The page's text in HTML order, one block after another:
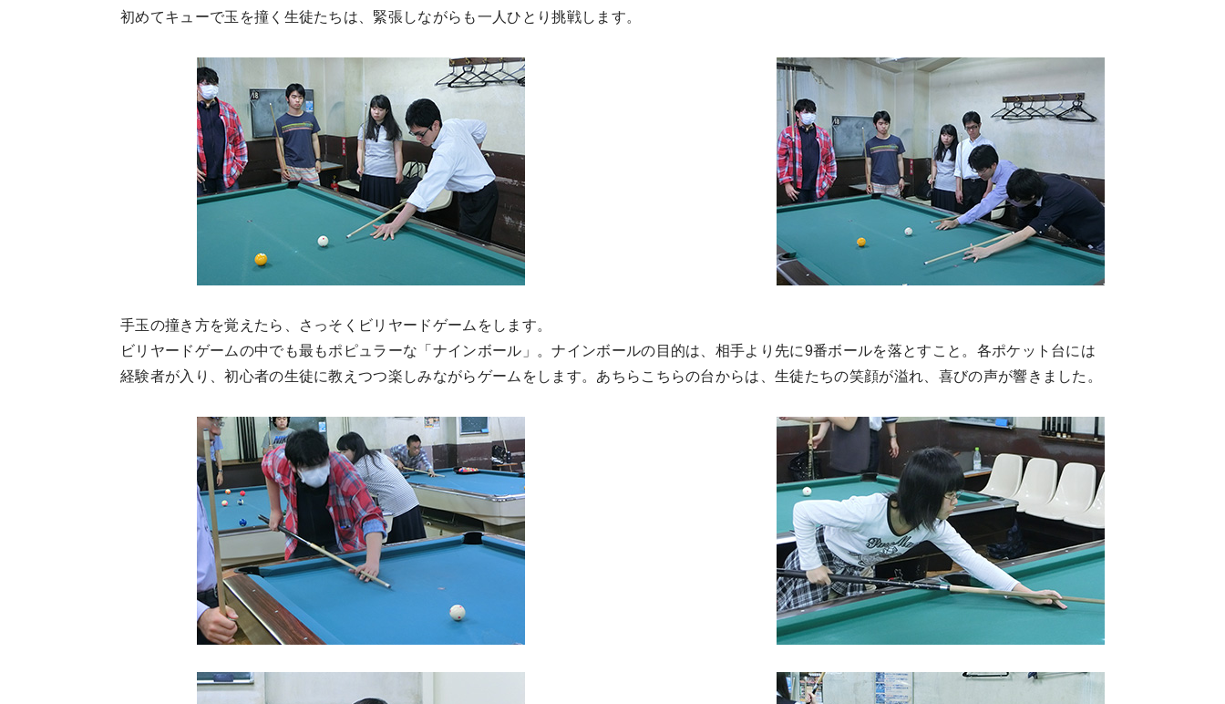
初めてキューで玉を撞く生徒たちは、緊張しながらも一人ひとり挑戦します。
手玉の撞き方を覚えたら、さっそくビリヤードゲームをします。
ビリヤードゲームの中でも最もポピュラーな「ナインボール」。ナインボールの目的は、相手より先に9番ボールを落とすこと。各ポケット台には
経験者が入り、初心者の生徒に教えつつ楽しみながらゲームをします。あちらこちらの台からは、生徒たちの笑顔が溢れ、喜びの声が響きました。